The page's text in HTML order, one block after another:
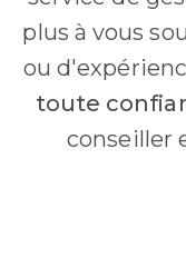
plus à vous
ou
toute
conseiller